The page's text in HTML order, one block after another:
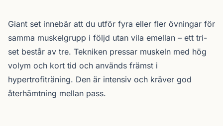
Giant set innebär att du utför fyra eller fler övningar för
samma muskelgrupp i följd utan vila emellan – ett tri-
set består av tre. Tekniken pressar muskeln med hög
volym och kort tid och används främst i
hypertrofiträning. Den är intensiv och kräver god
återhämtning mellan pass.